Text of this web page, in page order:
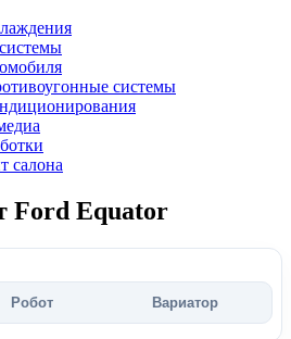
системы
салона
Ford Equator
Робот Вариатор